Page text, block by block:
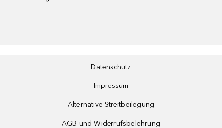
Datenschutz
Impressum
Alternative Streitbeilegung
AGB und Widerrufsbelehrung